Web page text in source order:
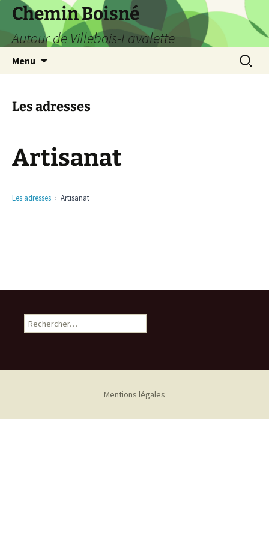
Aller
contenu
Chemin Boisné
Autour de Villebois-Lavalette
Menu
Les adresses
Artisanat
Les adresses Artisanat
Rechercher :
Mentions légales